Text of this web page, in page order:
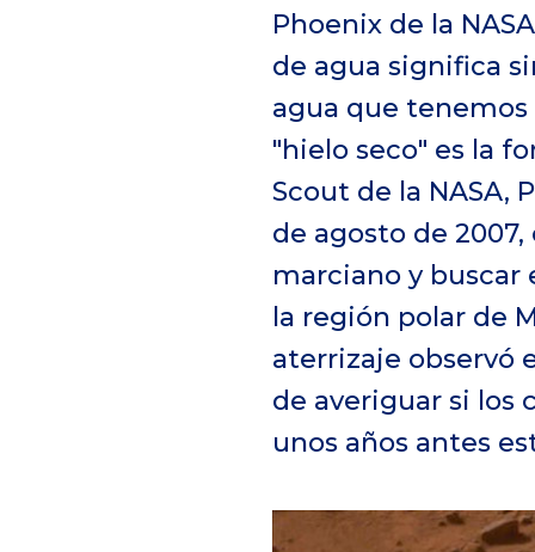
Phoenix de la
de agua significa
agua que tenemos
"hielo seco" es la
Scout de la NASA,
de agosto de
marciano y buscar
la región polar de
aterrizaje observó
de averiguar si los
unos años antes